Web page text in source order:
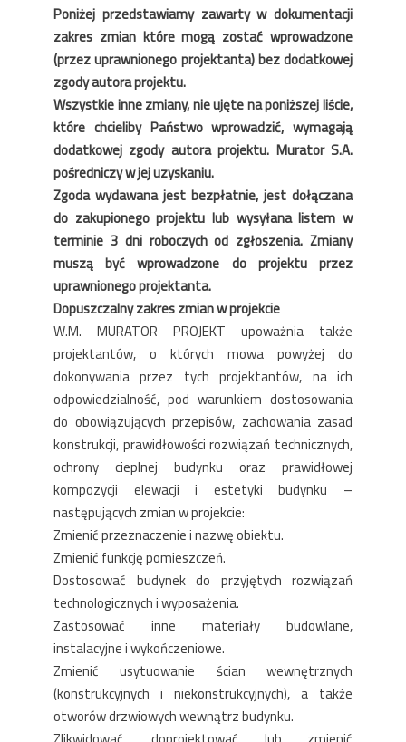
Poniżej przedstawiamy zawarty w dokumentacji
zakres zmian które mogą zostać wprowadzone
(przez uprawnionego projektanta) bez dodatkowej
zgody autora projektu.
Wszystkie inne zmiany, nie ujęte na poniższej liście,
które chcieliby Państwo wprowadzić, wymagają
dodatkowej zgody autora projektu. Murator S.A.
pośredniczy w jej uzyskaniu.
Zgoda wydawana jest bezpłatnie, jest dołączana
do zakupionego projektu lub wysyłana listem w
terminie 3 dni roboczych od zgłoszenia. Zmiany
muszą być wprowadzone do projektu przez
uprawnionego projektanta.
Dopuszczalny zakres zmian w projekcie
W.M. MURATOR PROJEKT upoważnia także
projektantów, o których mowa powyżej do
dokonywania przez tych projektantów, na ich
odpowiedzialność, pod warunkiem dostosowania
do obowiązujących przepisów, zachowania zasad
konstrukcji, prawidłowości rozwiązań technicznych,
ochrony cieplnej budynku oraz prawidłowej
kompozycji elewacji i estetyki budynku –
następujących zmian w projekcie:
Zmienić przeznaczenie i nazwę obiektu.
Zmienić funkcję pomieszczeń.
Dostosować budynek do przyjętych rozwiązań
technologicznych i wyposażenia.
Zastosować inne materiały budowlane,
instalacyjne i wykończeniowe.
Zmienić usytuowanie ścian wewnętrznych
(konstrukcyjnych i niekonstrukcyjnych), a także
otworów drzwiowych wewnątrz budynku.